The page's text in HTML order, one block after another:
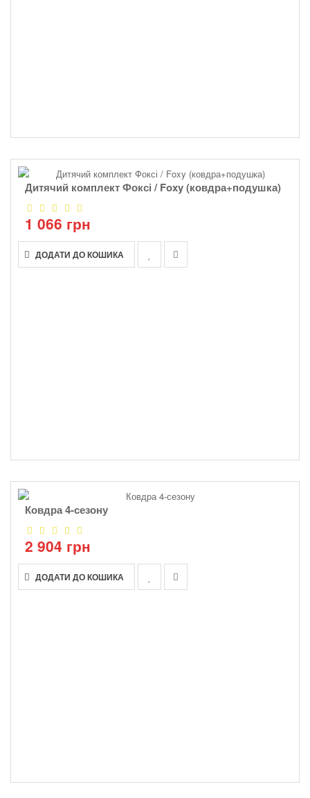
Дитячий комплект Фоксі / Foxy (ковдра+подушка)
1 066 грн
ДОДАТИ ДО КОШИКА
Ковдра 4-сезону
2 904 грн
ДОДАТИ ДО КОШИКА